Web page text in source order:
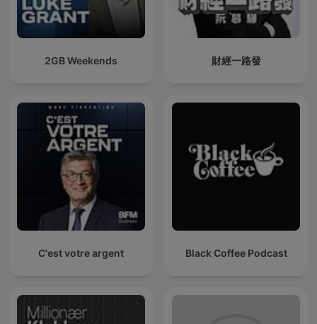
2GB Weekends 財經一路發
C'est votre argent Black Coffee Podcast